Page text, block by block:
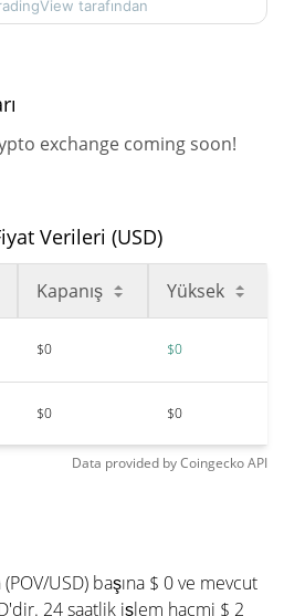
99.23%
tarafından
exchange coming soon!
Verileri (USD)
Kapanış Yüksek
$0 $0
$0 $0
Data provided byCoingeckoAPI
USD) başına $ 0 ve mevcut
24 saatlik işlem hacmi $ 2